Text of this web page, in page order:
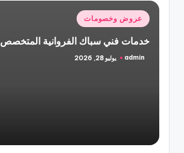
نُشر
في
عروض وخصومات
خدمات فني سباك الفروانية المتخصص
تمّ
admin يوليو 28, 2026